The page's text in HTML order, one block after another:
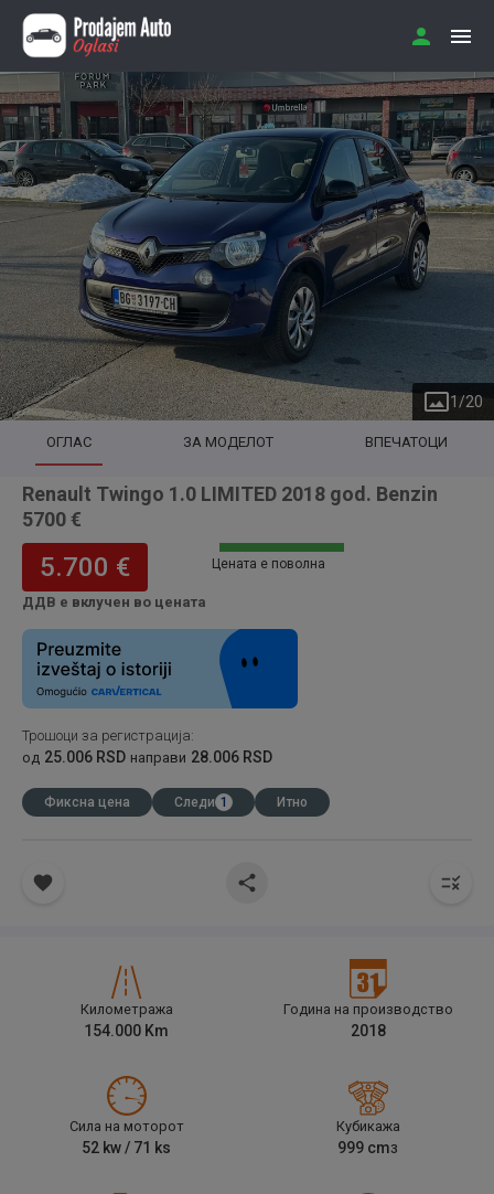
1/20
ОГЛАС ЗА МОДЕЛОТ ВПЕЧАТОЦИ
Renault Twingo 1.0 LIMITED 2018 god. Benzin
5700 €
5.700 €
ДДВ е вклучен во цената
Цената е поволна
Трошоци за регистрација:
од 25.006 RSD направи 28.006 RSD
Фиксна цена Следи 1 Итно
Километража
154.000 Km
Година на производство
2018
Сила на моторот
52 kw / 71 ks
Кубикажа
999 cm3